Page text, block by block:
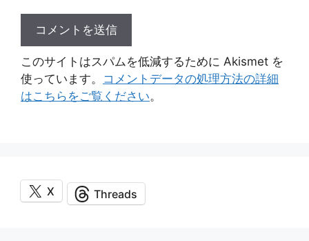
このサイトはスパムを低減するために Akismet を
使っています。 コメントデータの処理方法の詳細
はこちらをご覧ください。
X Threads